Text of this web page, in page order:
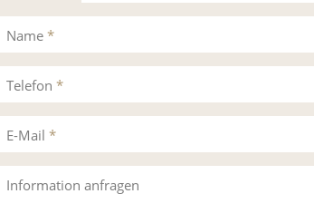
Frau
Telefon*
Information anfragen
Name*
E-Mail*